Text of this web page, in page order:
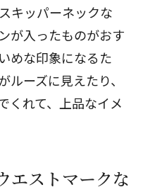
キッパーネックな
が入ったものがおす
めな印象になるた
ーズに見えたり、
くれて、上品なイメ
エストマークな